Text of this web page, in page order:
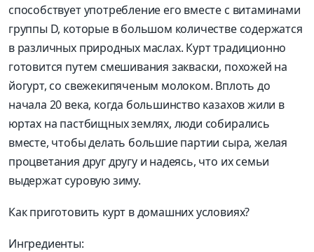
способствует употребление его вместе с витаминами
группы D, которые в большом количестве содержатся
в различных природных маслах. Курт традиционно
готовится путем смешивания закваски, похожей на
йогурт, со свежекипяченым молоком. Вплоть до
начала 20 века, когда большинство казахов жили в
юртах на пастбищных землях, люди собирались
вместе, чтобы делать большие партии сыра, желая
процветания друг другу и надеясь, что их семьи
выдержат суровую зиму.
Как приготовить курт в домашних условиях?
Ингредиенты: